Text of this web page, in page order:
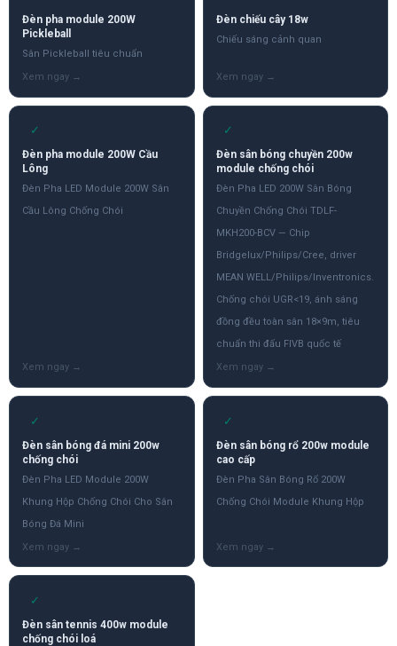
Đèn pha module 200W
Pickleball
Sân Pickleball tiêu chuẩn
Đèn chiếu cây 18w
Chiếu sáng cảnh quan
✓
Đèn pha module 200W Cầu
Lông
Đèn Pha LED Module 200W Sân
Cầu Lông Chống Chói
✓
Đèn sân bóng chuyền 200w
module chống chói
Đèn Pha LED 200W Sân Bóng
Chuyền Chống Chói TDLF-
MKH200-BCV — Chip
Bridgelux/Philips/Cree, driver
MEAN WELL/Philips/Inventronics.
Chống chói UGR<19, ánh sáng
đồng đều toàn sân 18×9m, tiêu
chuẩn thi đấu FIVB quốc tế
✓
Đèn sân bóng đá mini 200w
chống chói
Đèn Pha LED Module 200W
Khung Hộp Chống Chói Cho Sân
Bóng Đá Mini
✓
Đèn sân bóng rổ 200w module
cao cấp
Đèn Pha Sân Bóng Rổ 200W
Chống Chói Module Khung Hộp
✓
Đèn sân tennis 400w module
chống chói loá